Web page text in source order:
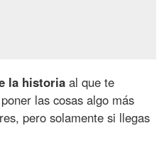
la historia al que te
las cosas algo más
pero solamente si llegas